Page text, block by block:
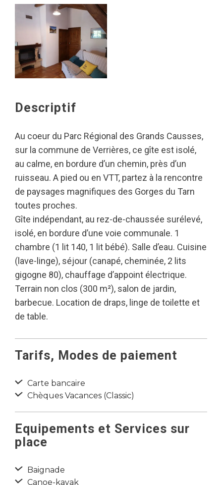
Descriptif
Au coeur du Parc Régional des Grands Causses,
sur la commune de Verrières, ce gîte est isolé,
au calme, en bordure d’un chemin, près d’un
ruisseau. A pied ou en VTT, partez à la rencontre
de paysages magnifiques des Gorges du Tarn
toutes proches.
Gîte indépendant, au rez-de-chaussée surélevé,
isolé, en bordure d’une voie communale. 1
chambre (1 lit 140, 1 lit bébé). Salle d’eau. Cuisine
(lave-linge), séjour (canapé, cheminée, 2 lits
gigogne 80), chauffage d’appoint électrique.
Terrain non clos (300 m²), salon de jardin,
barbecue. Location de draps, linge de toilette et
de table.
Tarifs, Modes de paiement
Carte bancaire
Chèques Vacances (Classic)
Equipements et Services sur
place
Baignade
Canoe-kayak